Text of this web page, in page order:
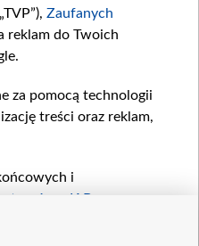
Zaufanych
reklam do Twoich
za pomocą technologii
treści oraz reklam,
i
z IAB
reklam,
treści, pomiaru